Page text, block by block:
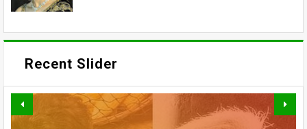
Recent Slider